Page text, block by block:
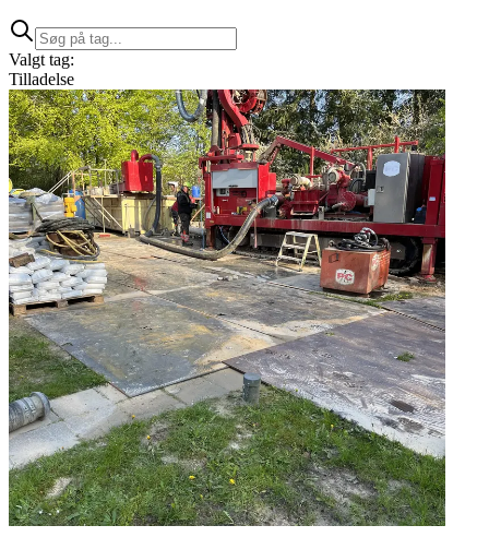
Valgt tag:
Tilladelse